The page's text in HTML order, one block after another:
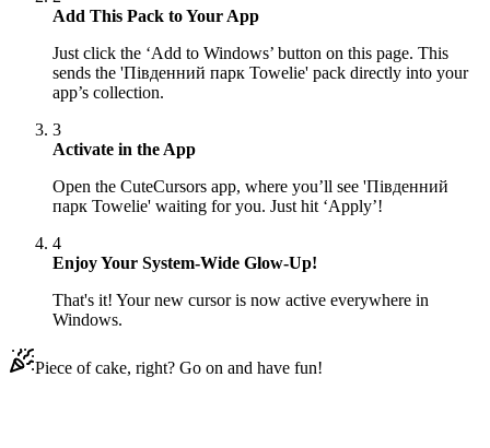
Add This Pack to Your App
Just click the ‘Add to Windows’ button on this page. This
sends the 'Південний парк Towelie' pack directly into your
app’s collection.
3
Activate in the App
Open the CuteCursors app, where you’ll see 'Південний
парк Towelie' waiting for you. Just hit ‘Apply’!
4
Enjoy Your System-Wide Glow-Up!
That's it! Your new cursor is now active everywhere in
Windows.
Piece of cake, right? Go on and have fun!